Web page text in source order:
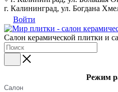
г. Калининград, ул. Богдана
Войти
Салон керамической плитки и
Режим
Салон